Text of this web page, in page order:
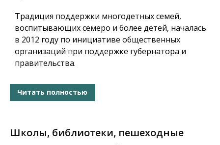
Традиция поддержки многодетных семей,
воспитывающих семеро и более детей, началась
в 2012 году по инициативе общественных
организаций при поддержке губернатора и
правительства.
Читать полностью
Школы, библиотеки, пешеходные